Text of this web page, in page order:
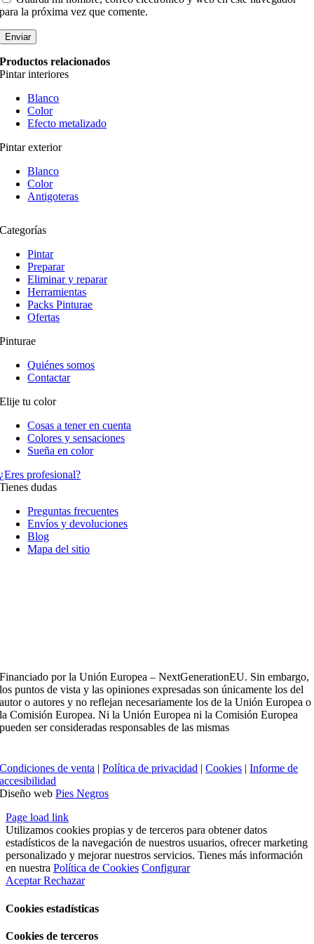
para la próxima vez que comente.
Productos relacionados
Pintar interiores
Blanco
Color
Efecto metalizado
Pintar exterior
Blanco
Color
Antigoteras
Categorías
Pintar
Preparar
Eliminar y reparar
Herramientas
Packs Pinturae
Ofertas
Pinturae
Quiénes somos
Contactar
Elije tu color
Cosas a tener en cuenta
Colores y sensaciones
Sueña en color
¿Eres profesional?
Tienes dudas
Preguntas frecuentes
Envíos y devoluciones
Blog
Mapa del sitio
Financiado por la Unión Europea – NextGenerationEU. Sin embargo,
los puntos de vista y las opiniones expresadas son únicamente los del
autor o autores y no reflejan necesariamente los de la Unión Europea o
la Comisión Europea. Ni la Unión Europea ni la Comisión Europea
pueden ser consideradas responsables de las mismas
Condiciones de venta |Política de privacidad |Cookies |Informe de
accesibilidad
Diseño webPies Negros
Page load link
Utilizamos cookies propias y de terceros para obtener datos
estadísticos de la navegación de nuestros usuarios, ofrecer marketing
personalizado y mejorar nuestros servicios. Tienes más información
en nuestra Política de Cookies Configurar
AceptarRechazar
Cookies estadísticas
Cookies de terceros